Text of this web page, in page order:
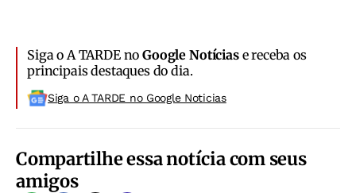
Siga o A TARDE noGoogle Notíciase receba os
principais destaques do dia.
Siga o A TARDE no Google Noticias
Compartilhe essa notícia com seus
amigos